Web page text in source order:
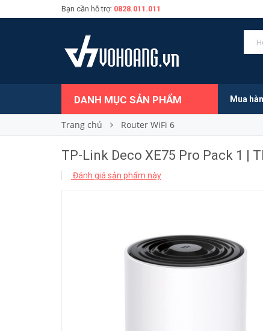
Bạn cần hỗ trợ: 0828.011.011
DANH MỤC SẢN PHẨM Mua
Trang chủ Router WiFi 6
TP-Link Deco XE75 Pro Pack 1 |
Đánh giá sản phẩm này